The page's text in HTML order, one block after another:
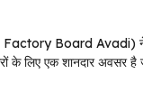
Factory Board Avadi)
एक शानदार अवसर है जो